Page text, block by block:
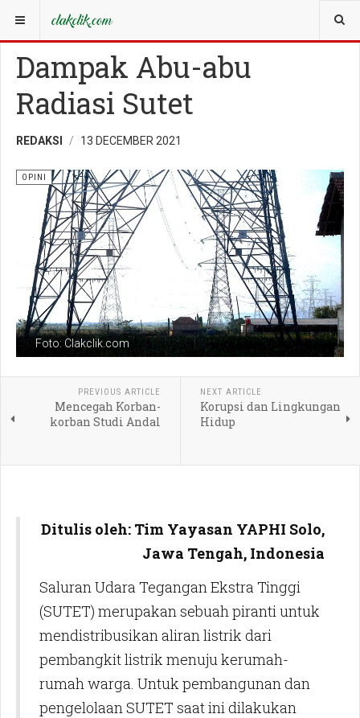
YOU ARE HERE: OPINI
Dampak Abu-abu
Radiasi Sutet
REDAKSI 13 DECEMBER 2021
Foto: Clakclik.com
OPINI
PREVIOUS ARTICLE
Mencegah Korban-
korban Studi Andal
NEXT ARTICLE
Korupsi dan Lingkungan
Hidup
Ditulis oleh: Tim Yayasan YAPHI Solo,
Jawa Tengah, Indonesia
Saluran Udara Tegangan Ekstra Tinggi
(SUTET) merupakan sebuah piranti untuk
mendistribusikan aliran listrik dari
pembangkit listrik menuju kerumah-
rumah warga. Untuk pembangunan dan
pengelolaan SUTET saat ini dilakukan